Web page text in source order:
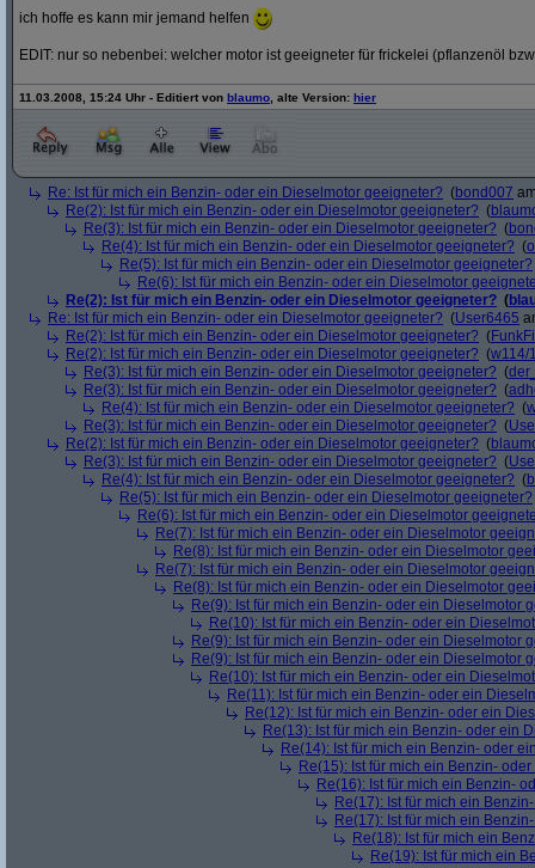
ich hoffe es kann mir jemand helfen
EDIT: nur so nebenbei: welcher motor ist geeigneter für frickelei (pflanzenöl
11.03.2008, 15:24 Uhr - Editiert von blaumo , alte Version: hier
Re: Ist für mich ein Benzin- oder ein Dieselmotor geeigneter? (bond007
Re(2): Ist für mich ein Benzin- oder ein Dieselmotor geeigneter? (
Re(3): Ist für mich ein Benzin- oder ein Dieselmotor geeigneter? (
Re(4): Ist für mich ein Benzin- oder ein Dieselmotor geeigneter? (
Re(5): Ist für mich ein Benzin- oder ein Dieselmotor geeigneter?
Re(6): Ist für mich ein Benzin- oder ein Dieselmotor
Re(2): Ist für mich ein Benzin- oder ein Dieselmotor geeigneter? (
Re: Ist für mich ein Benzin- oder ein Dieselmotor geeigneter? (User6465
Re(2): Ist für mich ein Benzin- oder ein Dieselmotor geeigneter? (
Re(2): Ist für mich ein Benzin- oder ein Dieselmotor geeigneter? (w114/
Re(3): Ist für mich ein Benzin- oder ein Dieselmotor geeigneter? (
Re(3): Ist für mich ein Benzin- oder ein Dieselmotor geeigneter? (
Re(4): Ist für mich ein Benzin- oder ein Dieselmotor geeigneter? (
Re(3): Ist für mich ein Benzin- oder ein Dieselmotor geeigneter? (
Re(2): Ist für mich ein Benzin- oder ein Dieselmotor geeigneter? (
Re(3): Ist für mich ein Benzin- oder ein Dieselmotor geeigneter? (
Re(4): Ist für mich ein Benzin- oder ein Dieselmotor geeigneter? (
Re(5): Ist für mich ein Benzin- oder ein Dieselmotor geeigneter?
Re(6): Ist für mich ein Benzin- oder ein Dieselmotor
Re(7): Ist für mich ein Benzin- oder ein Dieselmotor
Re(8): Ist für mich ein Benzin- oder ein Dieselmotor
Re(7): Ist für mich ein Benzin- oder ein Dieselmotor
Re(8): Ist für mich ein Benzin- oder ein Dieselmotor
Re(9): Ist für mich ein Benzin- oder ein Dieselmotor
Re(10): Ist für mich ein Benzin- oder ein
Re(9): Ist für mich ein Benzin- oder ein Dieselmotor
Re(9): Ist für mich ein Benzin- oder ein Dieselmotor
Re(10): Ist für mich ein Benzin- oder ein
Re(11): Ist für mich ein Benzin- oder ein
Re(12): Ist für mich ein Benzin- oder ein
Re(13): Ist für mich ein Benzin- oder ein
Re(14): Ist für mich ein Benzin- oder
Re(15): Ist für mich ein Benzin-
Re(16): Ist für mich ein Benzin-
Re(17): Ist für mich ein
Re(17): Ist für mich ein
Re(18): Ist für mich ein
Re(19): Ist für mich ein